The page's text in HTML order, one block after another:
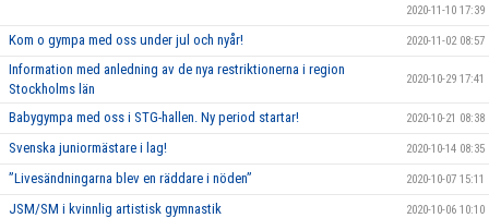
2020-11-10 17:39
Kom o gympa med oss under jul och nyår! 2020-11-02 08:57
Information med anledning av de nya restriktionerna i region
Stockholms län
2020-10-29 17:41
Babygympa med oss i STG-hallen. Ny period startar! 2020-10-21 08:38
Svenska juniormästare i lag! 2020-10-14 08:35
”Livesändningarna blev en räddare i nöden” 2020-10-07 15:11
JSM/SM i kvinnlig artistisk gymnastik 2020-10-06 10:10